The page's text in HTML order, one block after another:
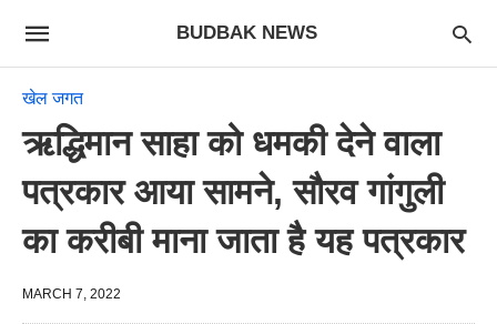
BUDBAK NEWS
खेल जगत
ऋद्धिमान साहा को धमकी देने वाला
पत्रकार आया सामने, सौरव गांगुली
का करीबी माना जाता है यह पत्रकार
MARCH 7, 2022